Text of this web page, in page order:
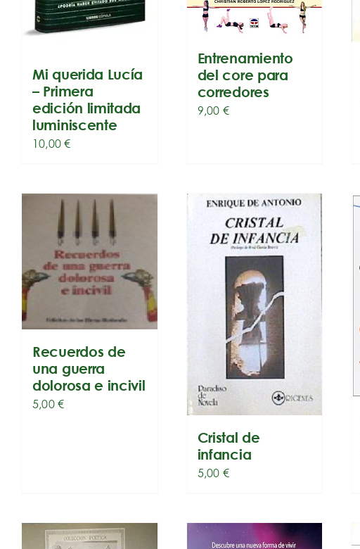
Mi querida Lucía
– Primera
edición limitada
luminiscente
10,00€
Entrenamiento
del core para
corredores
9,00 €
Recuerdos de
una guerra
dolorosa e incivil
5,00€
Cristal de
infancia
5,00 €